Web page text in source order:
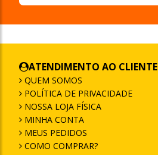
ATENDIMENTO AO CLIENTE
QUEM SOMOS
POLÍTICA DE PRIVACIDADE
NOSSA LOJA FÍSICA
MINHA CONTA
MEUS PEDIDOS
COMO COMPRAR?